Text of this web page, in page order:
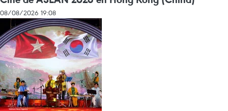
08/08/2026 19:08